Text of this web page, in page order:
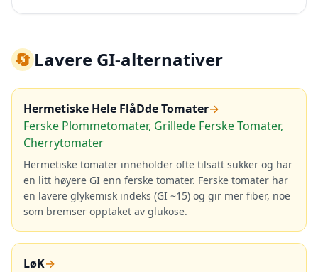
🔄Lavere GI-alternativer
Hermetiske Hele FlåDde Tomater→
Ferske Plommetomater, Grillede Ferske Tomater,
Cherrytomater
Hermetiske tomater inneholder ofte tilsatt sukker og har
en litt høyere GI enn ferske tomater. Ferske tomater har
en lavere glykemisk indeks (GI ~15) og gir mer fiber, noe
som bremser opptaket av glukose.
LøK→